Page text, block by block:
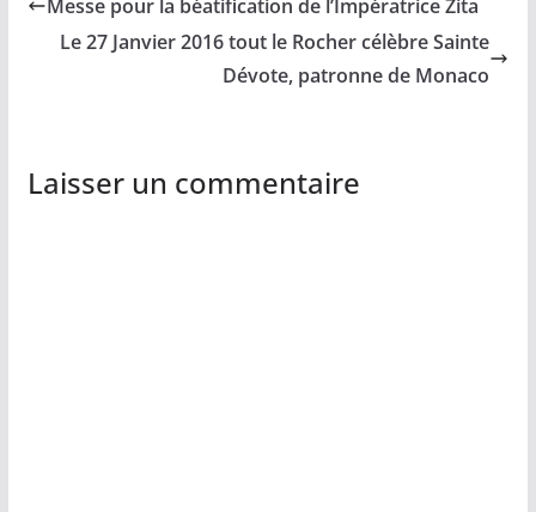
Messe pour la béatification de l’Impératrice Zita
Le 27 Janvier 2016 tout le Rocher célèbre Sainte
Dévote, patronne de Monaco
Laisser un commentaire